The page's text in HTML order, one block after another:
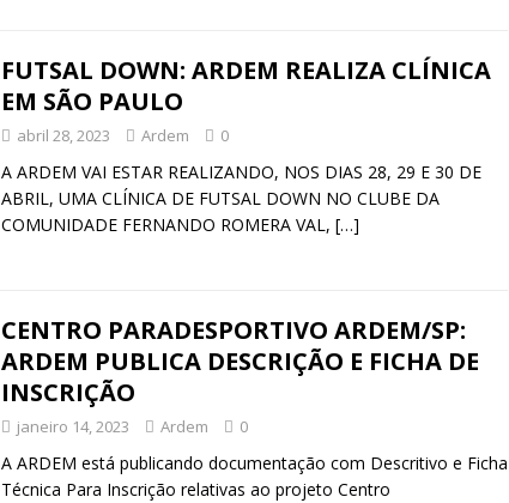
FUTSAL DOWN: ARDEM REALIZA CLÍNICA
EM SÃO PAULO
abril 28, 2023 Ardem 0
A ARDEM VAI ESTAR REALIZANDO, NOS DIAS 28, 29 E 30 DE
ABRIL, UMA CLÍNICA DE FUTSAL DOWN NO CLUBE DA
COMUNIDADE FERNANDO ROMERA VAL, […]
CENTRO PARADESPORTIVO ARDEM/SP:
ARDEM PUBLICA DESCRIÇÃO E FICHA DE
INSCRIÇÃO
janeiro 14, 2023 Ardem 0
A ARDEM está publicando documentação com Descritivo e Ficha
Técnica Para Inscrição relativas ao projeto Centro